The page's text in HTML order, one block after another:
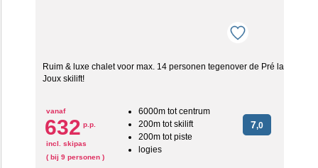
Ruim & luxe chalet voor max. 14 personen tegenover de Pré la
Joux skilift!
vanaf
632 p.p.
incl. skipas
( bij 9 personen )
6000m tot centrum
200m tot skilift
200m tot piste
logies
7,0